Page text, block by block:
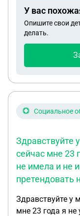
захоронения
У вас
Опишите свои
делать.
Социальное
Здравствуйте
сейчас мне 23
не имела и не
претендовать
Здравствуйте у
мне 23 года я не